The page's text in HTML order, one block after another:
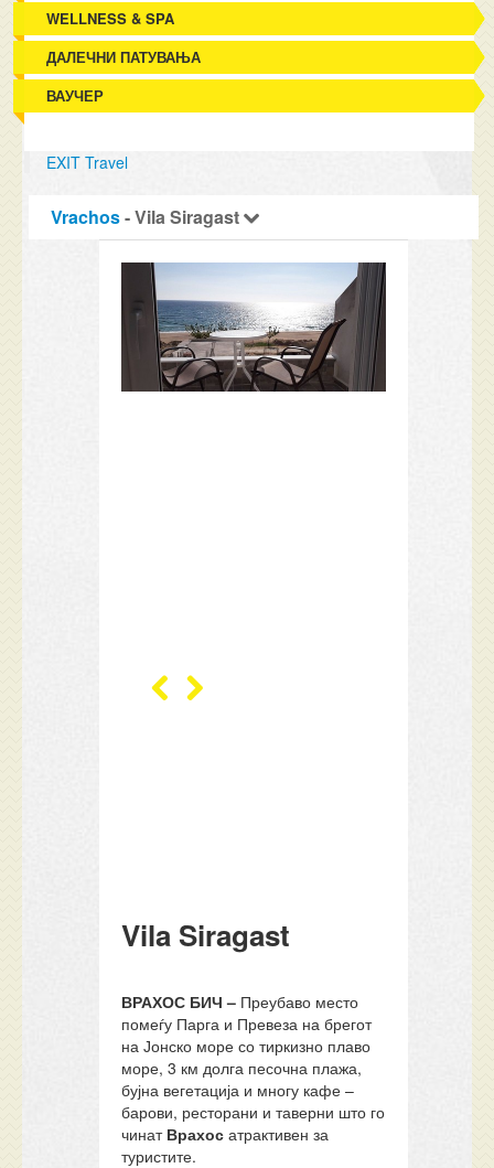
WELLNESS & SPA
ДАЛЕЧНИ ПАТУВАЊА
ВАУЧЕР
EXIT Travel
Vrachos- Vila Siragast
Vila Siragast
ВРАХОС БИЧ – Преубаво место
помеѓу Парга и Превеза на брегот
на Јонско море со тиркизно плаво
море, 3 км долга песочна плажа,
бујна вегетација и многу кафе –
барови, ресторани и таверни што го
чинат Врахос атрактивен за
туристите.